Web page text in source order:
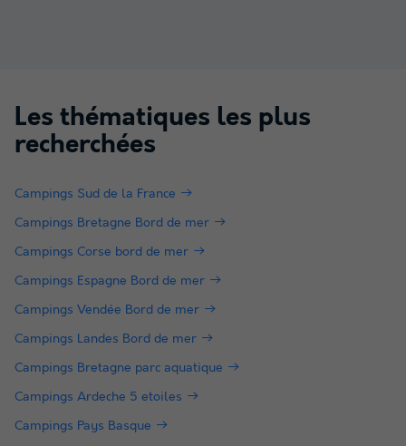
Les thématiques les plus
recherchées
Campings Sud de la France
Campings Bretagne Bord de mer
Campings Corse bord de mer
Campings Espagne Bord de mer
Campings Vendée Bord de mer
Campings Landes Bord de mer
Campings Bretagne parc aquatique
Campings Ardeche 5 etoiles
Campings Pays Basque